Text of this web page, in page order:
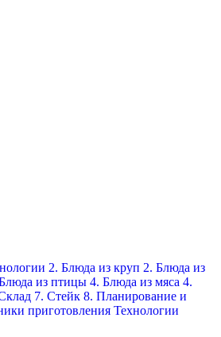
2. Блюда из круп 2. Блюда из
из птицы 4. Блюда из мяса 4.
7. Стейк 8. Планирование и
приготовления Технологии